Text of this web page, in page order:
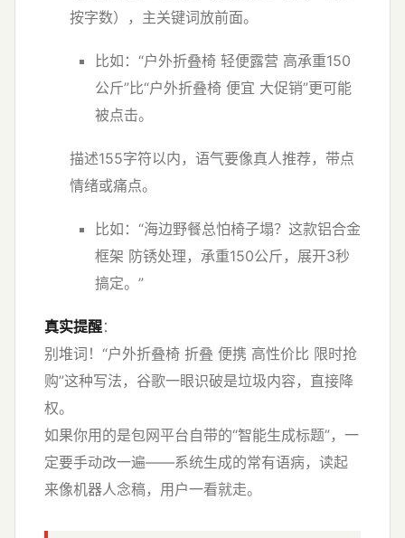
按字数），主关键词放前面。
比如：“户外折叠椅 轻便露营 高承重150
公斤”比“户外折叠椅 便宜 大促销”更可能
被点击。
描述155字符以内，语气要像真人推荐，带点
情绪或痛点。
比如：“海边野餐总怕椅子塌？这款铝合金
框架 防锈处理，承重150公斤，展开3秒
搞定。”
真实提醒：
别堆词！“户外折叠椅 折叠 便携 高性价比 限时抢
购”这种写法，谷歌一眼识破是垃圾内容，直接降
权。
如果你用的是包网平台自带的“智能生成标题”，一
定要手动改一遍——系统生成的常有语病，读起
来像机器人念稿，用户一看就走。